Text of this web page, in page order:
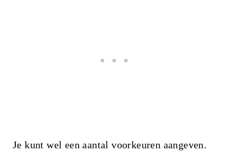
Je kunt wel een aantal voorkeuren aangeven.